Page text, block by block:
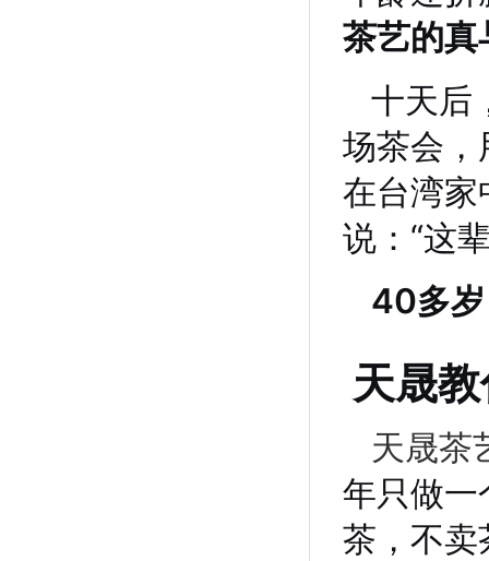
茶艺的真
十天后
场茶会，
在台湾家
说：“这
40多岁
天晟
天晟茶
年只做
茶，不卖